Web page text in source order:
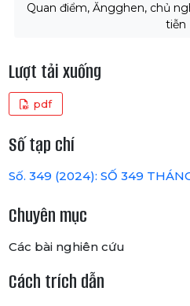
Quan điểm, Ăngghen, chủ
tiễn
Lượt tải xuống
pdf
Số tạp chí
Số. 349 (2024): SỐ 349
Chuyên mục
Các bài nghiên cứu
Cách trích dẫn